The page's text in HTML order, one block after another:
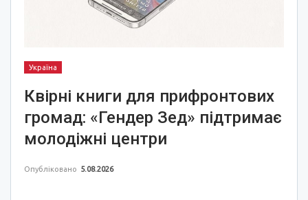
Україна
Квірні книги для прифронтових
громад: «Гендер Зед» підтримає
молодіжні центри
Опубліковано 5.08.2026